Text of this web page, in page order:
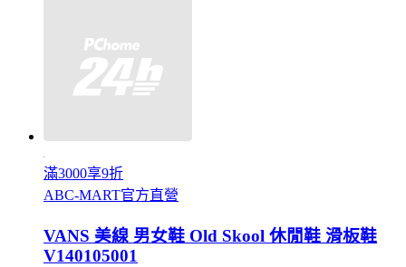
滿3000享9折
ABC-MART官方直營
VANS 美線 男女鞋 Old Skool 休閒鞋 滑板鞋
V140105001